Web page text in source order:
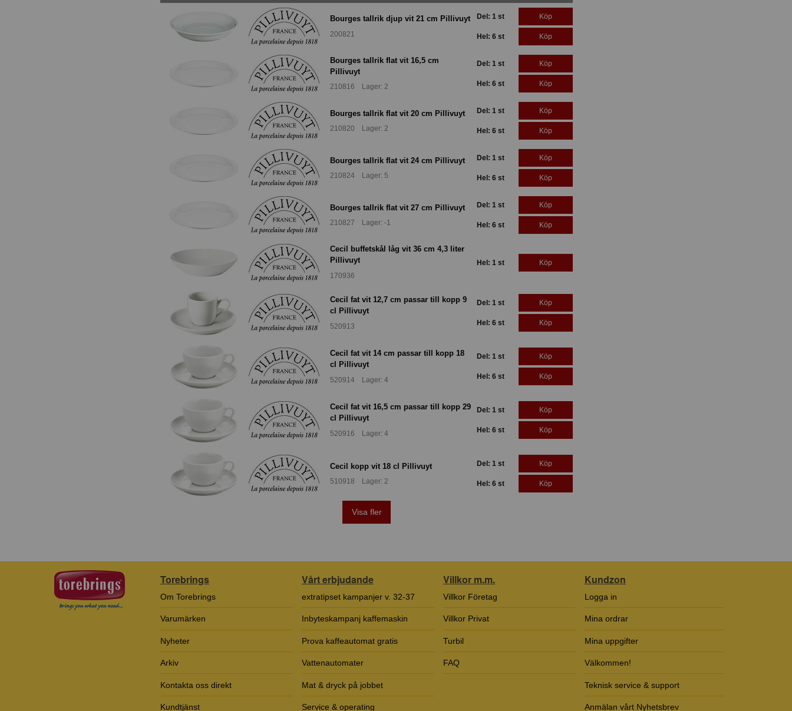
Bourges tallrik djup vit 21 cm Pillivuyt
200821
Del: 1 st Köp
Hel: 6 st Köp
Bourges tallrik flat vit 16,5 cm
Pillivuyt
210816 Lager: 2
Del: 1 st Köp
Hel: 6 st Köp
Bourges tallrik flat vit 20 cm Pillivuyt
210820 Lager: 2
Del: 1 st Köp
Hel: 6 st Köp
Bourges tallrik flat vit 24 cm Pillivuyt
210824 Lager: 5
Del: 1 st Köp
Hel: 6 st Köp
Bourges tallrik flat vit 27 cm Pillivuyt
210827 Lager: -1
Del: 1 st Köp
Hel: 6 st Köp
Cecil buffetskål låg vit 36 cm 4,3 liter
Pillivuyt
170936
Hel: 1 st Köp
Cecil fat vit 12,7 cm passar till kopp 9
cl Pillivuyt
520913
Del: 1 st Köp
Hel: 6 st Köp
Cecil fat vit 14 cm passar till kopp 18
cl Pillivuyt
520914 Lager: 4
Del: 1 st Köp
Hel: 6 st Köp
Cecil fat vit 16,5 cm passar till kopp 29
cl Pillivuyt
520916 Lager: 4
Del: 1 st Köp
Hel: 6 st Köp
Cecil kopp vit 18 cl Pillivuyt
510918 Lager: 2
Del: 1 st Köp
Hel: 6 st Köp
Visa fler
Torebrings
Om Torebrings
Varumärken
Nyheter
Arkiv
Kontakta oss direkt
Kundtjänst
Vårt erbjudande
extratipset kampanjer v. 32-37
Inbyteskampanj kaffemaskin
Prova kaffeautomat gratis
Vattenautomater
Mat & dryck på jobbet
Service & operating
Villkor m.m.
Villkor Företag
Villkor Privat
Turbil
FAQ
Kundzon
Logga in
Mina ordrar
Mina uppgifter
Välkommen!
Teknisk service & support
Anmälan vårt Nyhetsbrev